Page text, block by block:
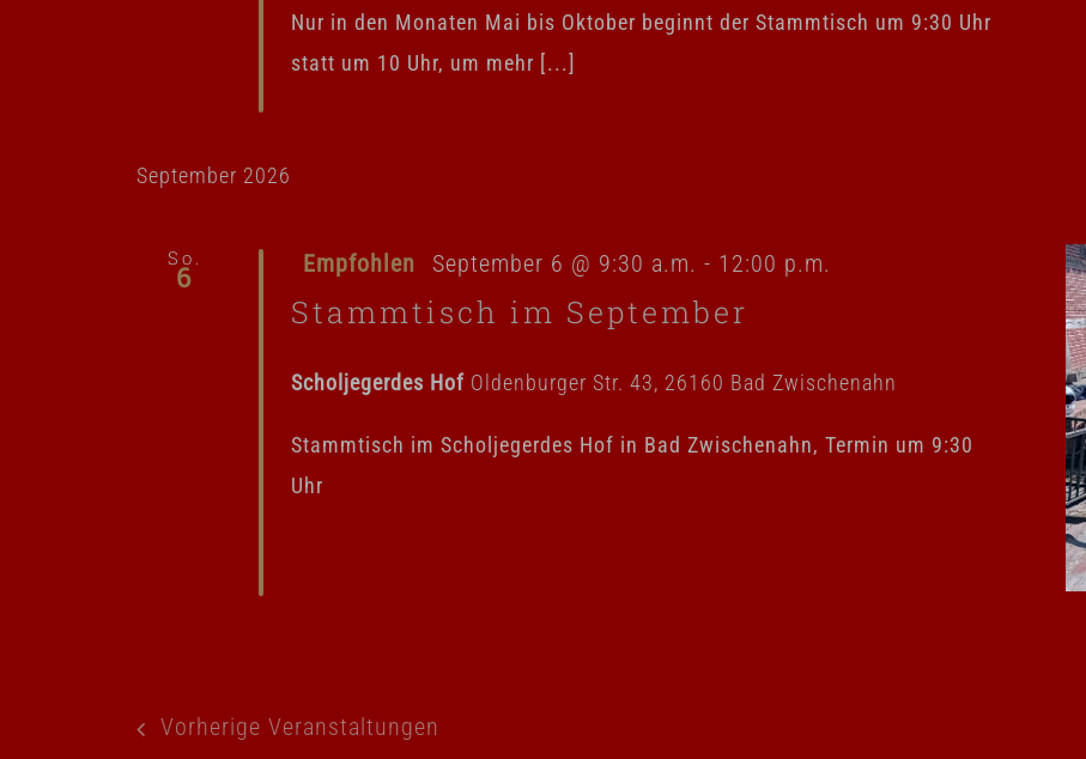
Nur in den Monaten Mai bis Oktober beginnt der Stammtisch um 9:30 Uhr
statt um 10 Uhr, um mehr [...]
September 2026
So.
6 Empfohlen September 6 @ 9:30 a.m. - 12:00 p.m.
Stammtisch im September
Scholjegerdes Hof Oldenburger Str. 43, 26160 Bad Zwischenahn
Stammtisch im Scholjegerdes Hof in Bad Zwischenahn, Termin um 9:30
Uhr
Vorherige Veranstaltungen